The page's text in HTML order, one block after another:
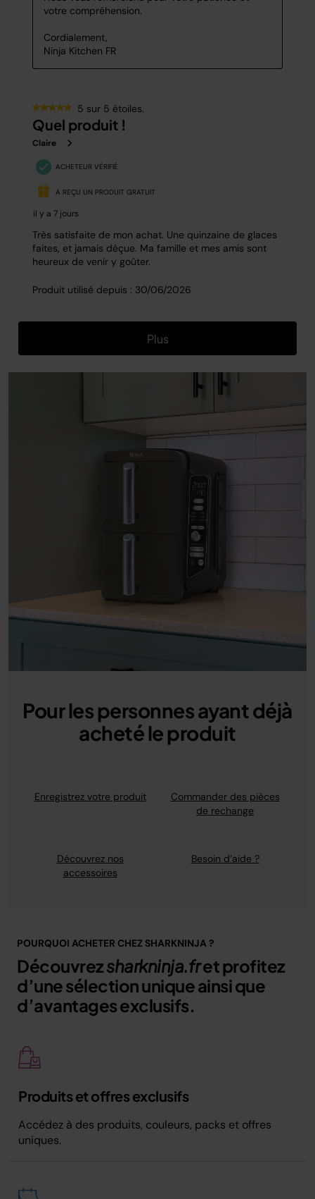
Pour les personnes ayant déjà
acheté le produit
Enregistrez votre produit
Commander des pièces
de rechange
Découvrez nos
accessoires
Besoin d’aide ?
POURQUOI ACHETER CHEZ SHARKNINJA ?
Découvrezsharkninja.fret profitez
d’une sélection unique ainsi que
d’avantages exclusifs.
Produits et offres exclusifs
Accédez à des produits, couleurs, packs et offres
uniques.